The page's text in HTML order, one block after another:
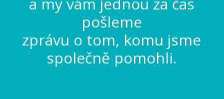
pošleme
zprávu o tom, komu jsme
společně pomohli.